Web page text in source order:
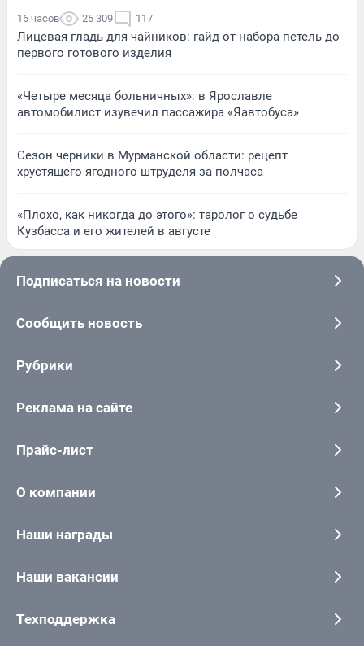
16 часов 25 309 117
Лицевая гладь для чайников: гайд от набора петель до
первого готового изделия
«Четыре месяца больничных»: в Ярославле
автомобилист изувечил пассажира «Яавтобуса»
Сезон черники в Мурманской области: рецепт
хрустящего ягодного штруделя за полчаса
«Плохо, как никогда до этого»: таролог о судьбе
Кузбасса и его жителей в августе
Подписаться на новости
Сообщить новость
Рубрики
Реклама на сайте
Прайс-лист
О компании
Наши награды
Наши вакансии
Техподдержка